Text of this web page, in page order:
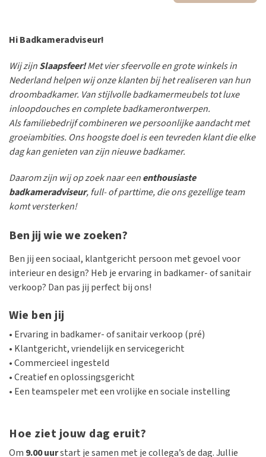
Hi Badkameradviseur!
Wij zijnSlaapsfeer!Met vier sfeervolle en grote winkels in
Nederland helpen wij onze klanten bij het realiseren van hun
droombadkamer. Van stijlvolle badkamermeubels tot luxe
inloopdouches en complete badkamerontwerpen.
Als familiebedrijf combineren we persoonlijke aandacht met
groeiambities. Ons hoogste doel is een tevreden klant die elke
dag kan genieten van zijn nieuwe badkamer.
Daarom zijn wij op zoek naar eenenthousiaste
badkameradviseur, full- of parttime, die ons gezellige team
komt versterken!
Ben jij wie we zoeken?
Ben jij een sociaal, klantgericht persoon met gevoel voor
interieur en design? Heb je ervaring in badkamer- of sanitair
verkoop? Dan pas jij perfect bij ons!
Wie ben jij
• Ervaring in badkamer- of sanitair verkoop (pré)
• Klantgericht, vriendelijk en servicegericht
• Commercieel ingesteld
• Creatief en oplossingsgericht
• Een teamspeler met een vrolijke en sociale instelling
Hoe ziet jouw dag eruit?
Om 9.00 uurstart je samen met je collega’s de dag. Jullie